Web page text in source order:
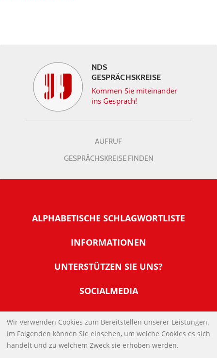
NDS
GESPRÄCHSKREISE
Kommen Sie miteinander
ins Gespräch!
AUFRUF
GESPRÄCHSKREISE FINDEN
ALPHABETISCHE SCHLAGWORTLISTE
INFORMATIONEN
Warum NachDenkSeiten
Tipps zur Nutzung der NachDenkSeiten
Banner und E-Mail-Signaturen
Links
Kontakt
UNTERSTÜTZEN SIE UNS?
Werden Sie Fördermitglied
Spenden Sie Online
SOCIALMEDIA
IMPRESSUM
DATENSCHUTZERKLÄRUNG
Wir verwenden Cookies zum Bereitstellen unserer Leistungen.
Im Folgenden können Sie einsehen, um welche Cookies es sich
handelt und zu welchem Zweck sie erhoben werden.